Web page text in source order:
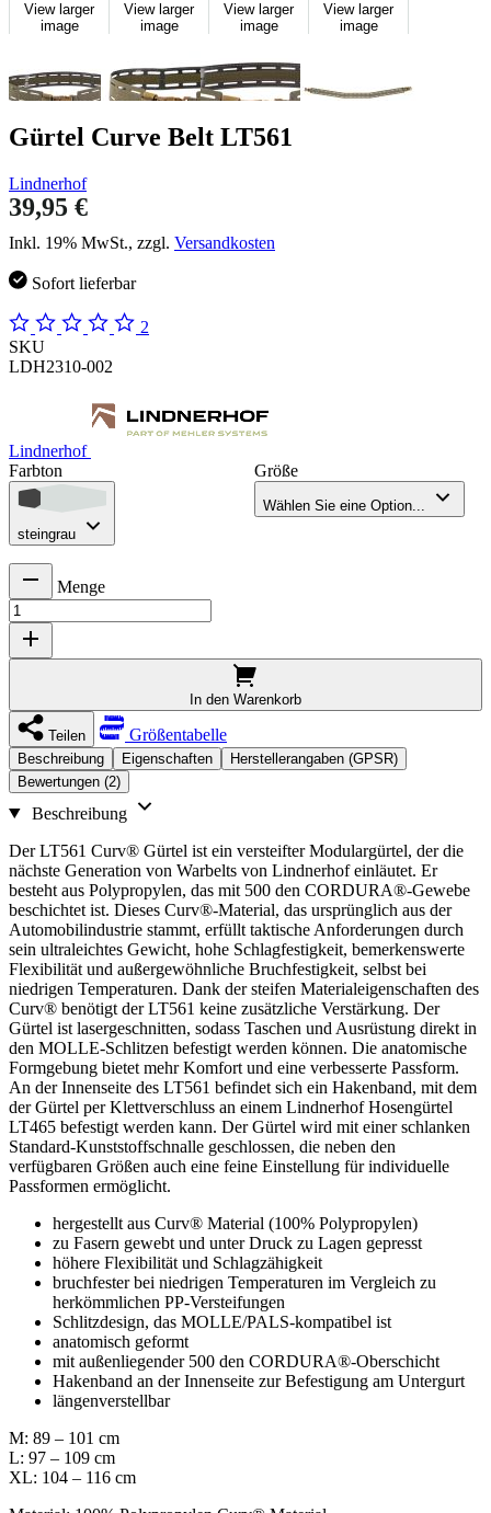
View larger
image
View larger
image
View larger
image
View larger
image
Gürtel Curve Belt LT561
Lindnerhof
39,95 €
Inkl. 19% MwSt., zzgl. Versandkosten
Sofort lieferbar
2
SKU
LDH2310-002
Lindnerhof
Farbton
steingrau
Größe
Wählen Sie eine Option...
Menge
In den Warenkorb
Teilen Größentabelle
Beschreibung Eigenschaften
Herstellerangaben (GPSR)
Bewertungen (2)
Beschreibung
Der LT561 Curv® Gürtel ist ein versteifter Modulargürtel, der die
nächste Generation von Warbelts von Lindnerhof einläutet. Er
besteht aus Polypropylen, das mit 500 den CORDURA®-Gewebe
beschichtet ist. Dieses Curv®-Material, das ursprünglich aus der
Automobilindustrie stammt, erfüllt taktische Anforderungen durch
sein ultraleichtes Gewicht, hohe Schlagfestigkeit, bemerkenswerte
Flexibilität und außergewöhnliche Bruchfestigkeit, selbst bei
niedrigen Temperaturen. Dank der steifen Materialeigenschaften des
Curv® benötigt der LT561 keine zusätzliche Verstärkung. Der
Gürtel ist lasergeschnitten, sodass Taschen und Ausrüstung direkt in
den MOLLE-Schlitzen befestigt werden können. Die anatomische
Formgebung bietet mehr Komfort und eine verbesserte Passform.
An der Innenseite des LT561 befindet sich ein Hakenband, mit dem
der Gürtel per Klettverschluss an einem Lindnerhof Hosengürtel
LT465 befestigt werden kann. Der Gürtel wird mit einer schlanken
Standard-Kunststoffschnalle geschlossen, die neben den
verfügbaren Größen auch eine feine Einstellung für individuelle
Passformen ermöglicht.
hergestellt aus Curv® Material (100% Polypropylen)
zu Fasern gewebt und unter Druck zu Lagen gepresst
höhere Flexibilität und Schlagzähigkeit
bruchfester bei niedrigen Temperaturen im Vergleich zu
herkömmlichen PP-Versteifungen
Schlitzdesign, das MOLLE/PALS-kompatibel ist
anatomisch geformt
mit außenliegender 500 den CORDURA®-Oberschicht
Hakenband an der Innenseite zur Befestigung am Untergurt
längenverstellbar
M: 89 – 101 cm
L: 97 – 109 cm
XL: 104 – 116 cm